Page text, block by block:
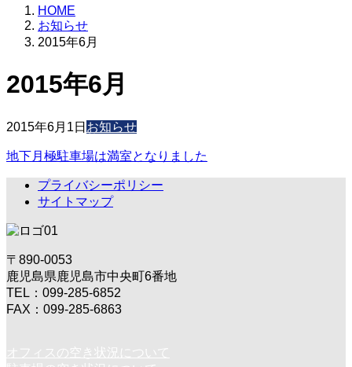
HOME
お知らせ
2015年6月
2015年6月
2015年6月1日 お知らせ
地下月極駐車場は満室となりました
プライバシーポリシー
サイトマップ
〒890-0053
鹿児島県鹿児島市中央町6番地
TEL：099-285-6852
FAX：099-285-6863
オフィスの空き状況について